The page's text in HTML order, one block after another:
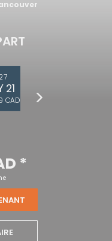
21
CAD
*